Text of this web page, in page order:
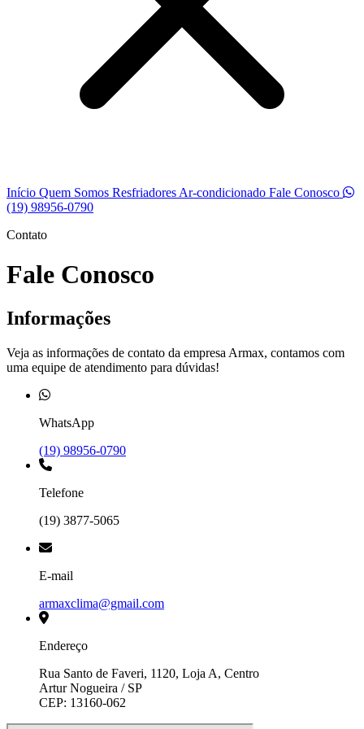
Início Quem Somos Resfriadores Ar-condicionado Fale Conosco
(19) 98956-0790
Contato
Fale Conosco
Informações
Veja as informações de contato da empresa Armax, contamos com
uma equipe de atendimento para dúvidas!
WhatsApp
(19) 98956-0790
Telefone
(19) 3877-5065
E-mail
armaxclima@gmail.com
Endereço
Rua Santo de Faveri, 1120, Loja A, Centro
Artur Nogueira / SP
CEP: 13160-062